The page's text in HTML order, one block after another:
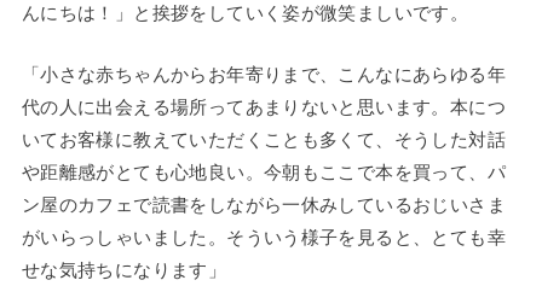
んにちは！」と挨拶をしていく姿が微笑ましいです。
「小さな赤ちゃんからお年寄りまで、こんなにあらゆる年
代の人に出会える場所ってあまりないと思います。本につ
いてお客様に教えていただくことも多くて、そうした対話
や距離感がとても心地良い。今朝もここで本を買って、パ
ン屋のカフェで読書をしながら一休みしているおじいさま
がいらっしゃいました。そういう様子を見ると、とても幸
せな気持ちになります」